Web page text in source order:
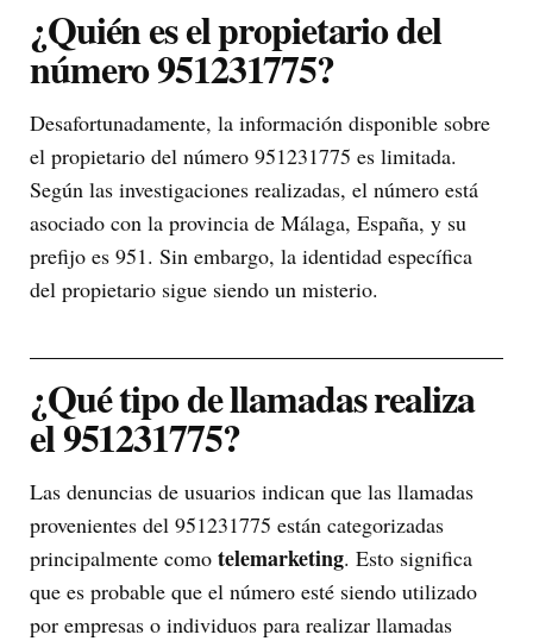
¿Quién es el propietario del
número 951231775?
Desafortunadamente, la información disponible sobre
el propietario del número 951231775 es limitada.
Según las investigaciones realizadas, el número está
asociado con la provincia de Málaga, España, y su
prefijo es 951. Sin embargo, la identidad específica
del propietario sigue siendo un misterio.
¿Qué tipo de llamadas realiza
el 951231775?
Las denuncias de usuarios indican que las llamadas
provenientes del 951231775 están categorizadas
principalmente como telemarketing. Esto significa
que es probable que el número esté siendo utilizado
por empresas o individuos para realizar llamadas